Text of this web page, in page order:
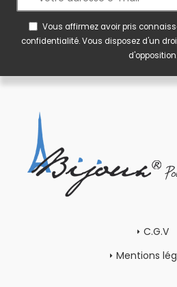
Vous affirmez avoir pris
confidentialité. Vous disposez d'un
d'opposition.
C.G.V
Mentions